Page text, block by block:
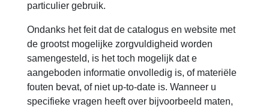
particulier gebruik.
Ondanks het feit dat de catalogus en website met
de grootst mogelijke zorgvuldigheid worden
samengesteld, is het toch mogelijk dat e
aangeboden informatie onvolledig is, of materiële
fouten bevat, of niet up-to-date is. Wanneer u
specifieke vragen heeft over bijvoorbeeld maten,